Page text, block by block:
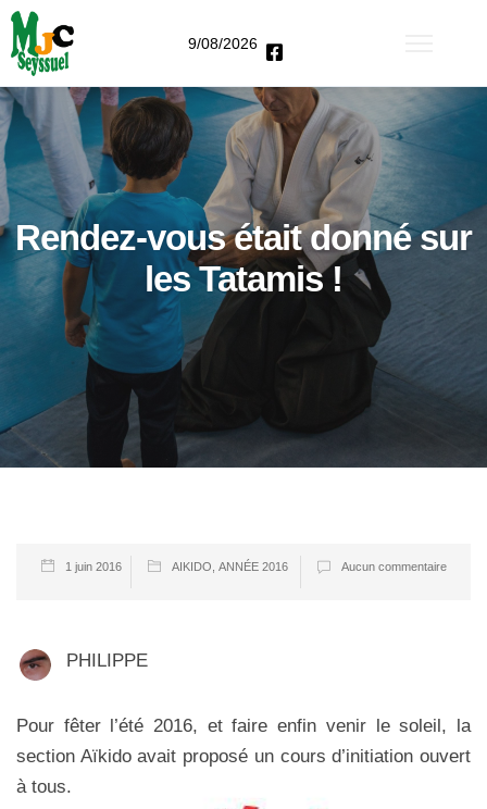
9/08/2026
Rendez-vous était donné sur
les Tatamis !
1 juin 2016 AIKIDO ANNÉE 2016 Aucun commentaire
PHILIPPE
Pour fêter l’été 2016, et faire enfin venir le soleil, la
section Aïkido avait proposé un cours d’initiation ouvert
à tous.